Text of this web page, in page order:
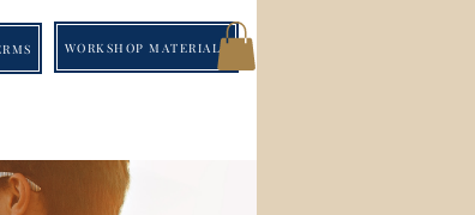
WORKSHOP MATERIALS